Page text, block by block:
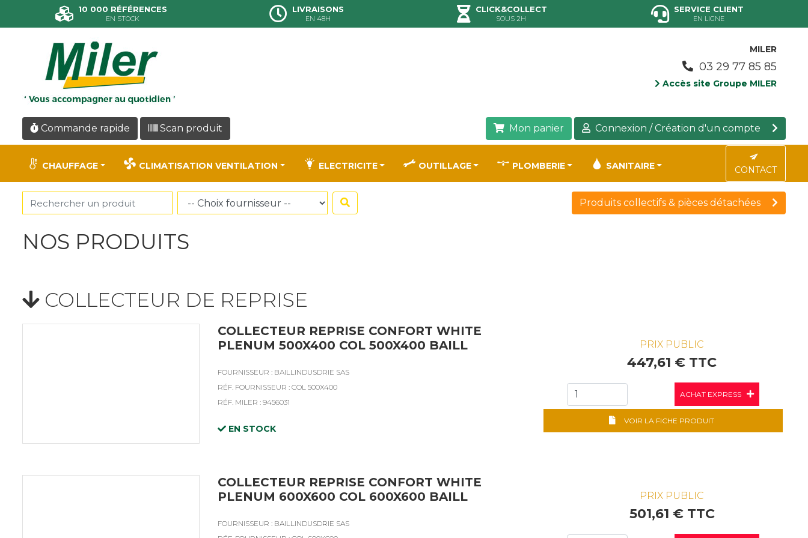
10 000 RÉFÉRENCES
EN STOCK
LIVRAISONS
EN 48H
CLICK&COLLECT
SOUS 2H
SERVICE CLIENT
EN LIGNE
MILER
03 29 77 85 85
Accès site Groupe MILER
Commande rapide Scan produit Mon panier Connexion / Création d'un compte
CHAUFFAGE CLIMATISATION VENTILATION ELECTRICITE OUTILLAGE PLOMBERIE SANITAIRE CONTACT
Produits collectifs & pièces détachées
NOS PRODUITS
COLLECTEUR DE REPRISE
COLLECTEUR REPRISE CONFORT WHITE
PLENUM 500X400 COL 500X400 BAILL
FOURNISSEUR : BAILLINDUSDRIE SAS
RÉF. FOURNISSEUR : COL 500X400
RÉF. MILER : 9456031
EN STOCK
PRIX PUBLIC
447,61 € TTC
ACHAT EXPRESS
VOIR LA FICHE PRODUIT
COLLECTEUR REPRISE CONFORT WHITE
PLENUM 600X600 COL 600X600 BAILL
FOURNISSEUR : BAILLINDUSDRIE SAS
PRIX PUBLIC
501,61 € TTC
Panneau de gestion des cookies